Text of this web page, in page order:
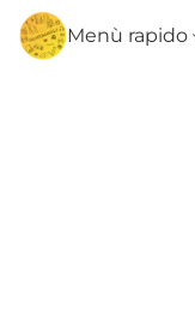
Menù rapido